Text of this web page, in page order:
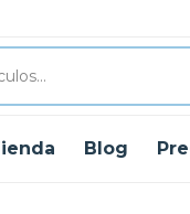
Blog